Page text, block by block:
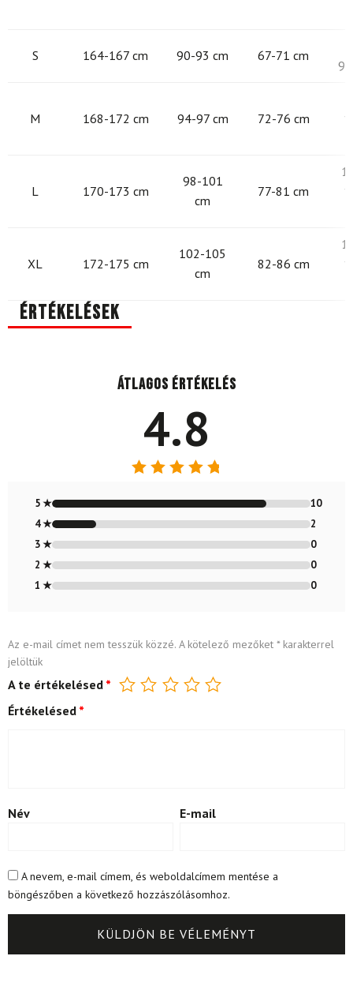
S 164-167 cm 90-93 cm 67-71 cm
M 168-172 cm 94-97 cm 72-76 cm
L 170-173 cm
98-101
cm
77-81 cm
XL 172-175 cm
102-105
cm
82-86 cm
Értékelések
Átlagos értékelés
4.8
4.83/ 5
5 ★
10
4 ★
2
3 ★
0
2 ★
0
1 ★
0
Az e-mail címet nem tesszük közzé. A kötelező mezőket *karakterrel
jelöltük
A te értékelésed *
Értékelésed *
Név E-mail
A nevem, e-mail címem, és weboldalcímem mentése a
böngészőben a következő hozzászólásomhoz.